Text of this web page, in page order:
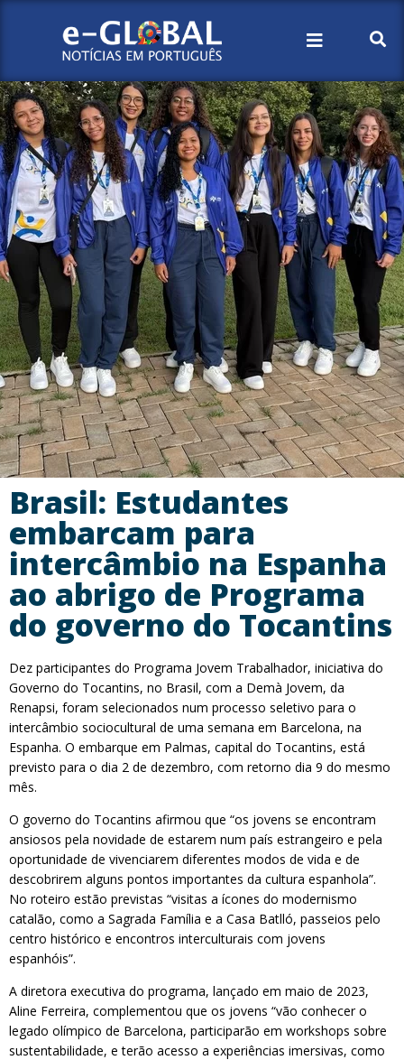
Brasil: Estudantes
embarcam para
intercâmbio na Espanha
ao abrigo de Programa
do governo do Tocantins
Dez participantes do Programa Jovem Trabalhador, iniciativa do
Governo do Tocantins, no Brasil, com a Demà Jovem, da
Renapsi, foram selecionados num processo seletivo para o
intercâmbio sociocultural de uma semana em Barcelona, na
Espanha. O embarque em Palmas, capital do Tocantins, está
previsto para o dia 2 de dezembro, com retorno dia 9 do mesmo
mês.
O governo do Tocantins afirmou que “os jovens se encontram
ansiosos pela novidade de estarem num país estrangeiro e pela
oportunidade de vivenciarem diferentes modos de vida e de
descobrirem alguns pontos importantes da cultura espanhola”.
No roteiro estão previstas “visitas a ícones do modernismo
catalão, como a Sagrada Família e a Casa Batlló, passeios pelo
centro histórico e encontros interculturais com jovens
espanhóis”.
A diretora executiva do programa, lançado em maio de 2023,
Aline Ferreira, complementou que os jovens “vão conhecer o
legado olímpico de Barcelona, participarão em workshops sobre
sustentabilidade, e terão acesso a experiências imersivas, como